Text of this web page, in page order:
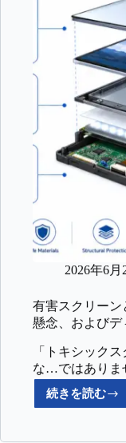
2026年6月
有害スクリー
懸念、およびデ
「トキシック
な…ではありま
続きを読む